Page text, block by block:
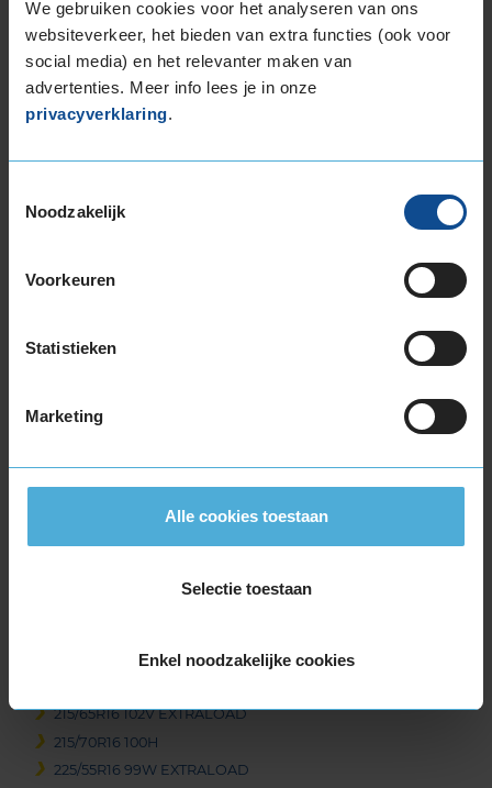
We gebruiken cookies voor het analyseren van ons
websiteverkeer, het bieden van extra functies (ook voor
social media) en het relevanter maken van
advertenties. Meer info lees je in onze
privacyverklaring.
Noodzakelijk
Voorkeuren
Statistieken
Marketing
Alle cookies toestaan
Selectie toestaan
Enkel noodzakelijke cookies
195/65R15 91V
195/65R15 95H EXTRALOAD
205/60R15 91V
205/60R15 91V
205/65R15 94H
185/50R16 81H
195/55R16 91H EXTRALOAD
205/45R16 83H
205/55R16 94W EXTRALOAD RUNFLAT
205/60R16 96H EXTRALOAD
205/60R16 96V EXTRALOAD
215/55R16 97W EXTRALOAD
215/65R16 102V EXTRALOAD
215/70R16 100H
225/55R16 99W EXTRALOAD